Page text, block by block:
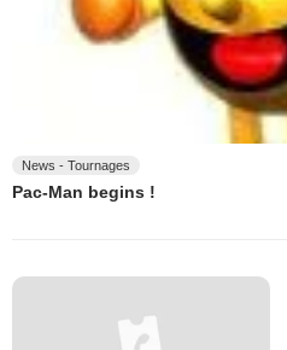
News - Tournages
Pac-Man begins !